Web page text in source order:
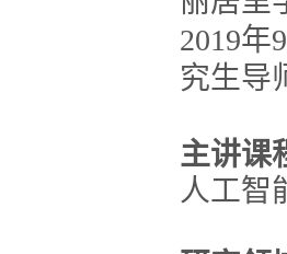
2019年
究生导
主讲课
人工智